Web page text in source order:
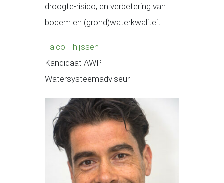
droogte-risico, en verbetering van
bodem en (grond)waterkwaliteit.
Falco Thijssen
Kandidaat AWP
Watersysteemadviseur